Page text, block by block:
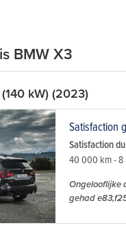
BMW X3
kW) (2023)
Satisfaction
Satisfaction
40 000 km - 8
Ongelooflijke
gehad